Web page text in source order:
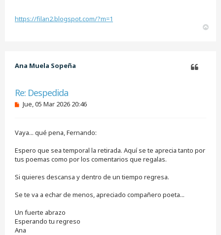
https://filan2.blogspot.com/?m=1
Ana Muela Sopeña
Re: Despedida
M
e
a
e
s
i
l
e
r
Jue, 05 Mar 2026 20:46
Vaya... qué pena, Fernando:
Espero que sea temporal la retirada. Aquí se te aprecia tanto por
tus poemas como por los comentarios que regalas.
Si quieres descansa y dentro de un tiempo regresa.
Se te va a echar de menos, apreciado compañero poeta...
Un fuerte abrazo
Esperando tu regreso
Ana